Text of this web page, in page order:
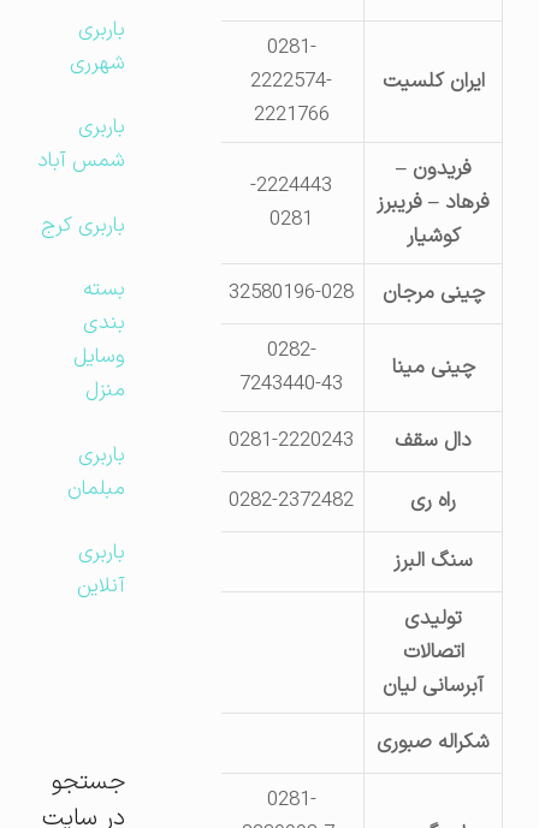
ایران کلسیت
0281-
2222574-
2221766
قزوین-
فریدون –
فرهاد – فریبرز
کوشیار
2224443-
0281
چینی مرجان 32580196-028
چینی مینا
0282-
7243440-43
کیلومتر 6 جاده تهران
دال سقف 0281-2220243
فلکه مینودر- کیلومتر 3 بلوار
راه ری
0282-2372482
کیلومتر 12 جاده تهران
سنگ البرز
کیلومتر 5 جاده تهران
تولیدی
اتصالات
آبرسانی لیان
شکراله صبوری
0281-
باربری
شهرری
باربری
شمس آباد
باربری کرج
بسته
بندی
وسایل
منزل
باربری
مبلمان
باربری
آنلاین
جستجو
در سایت